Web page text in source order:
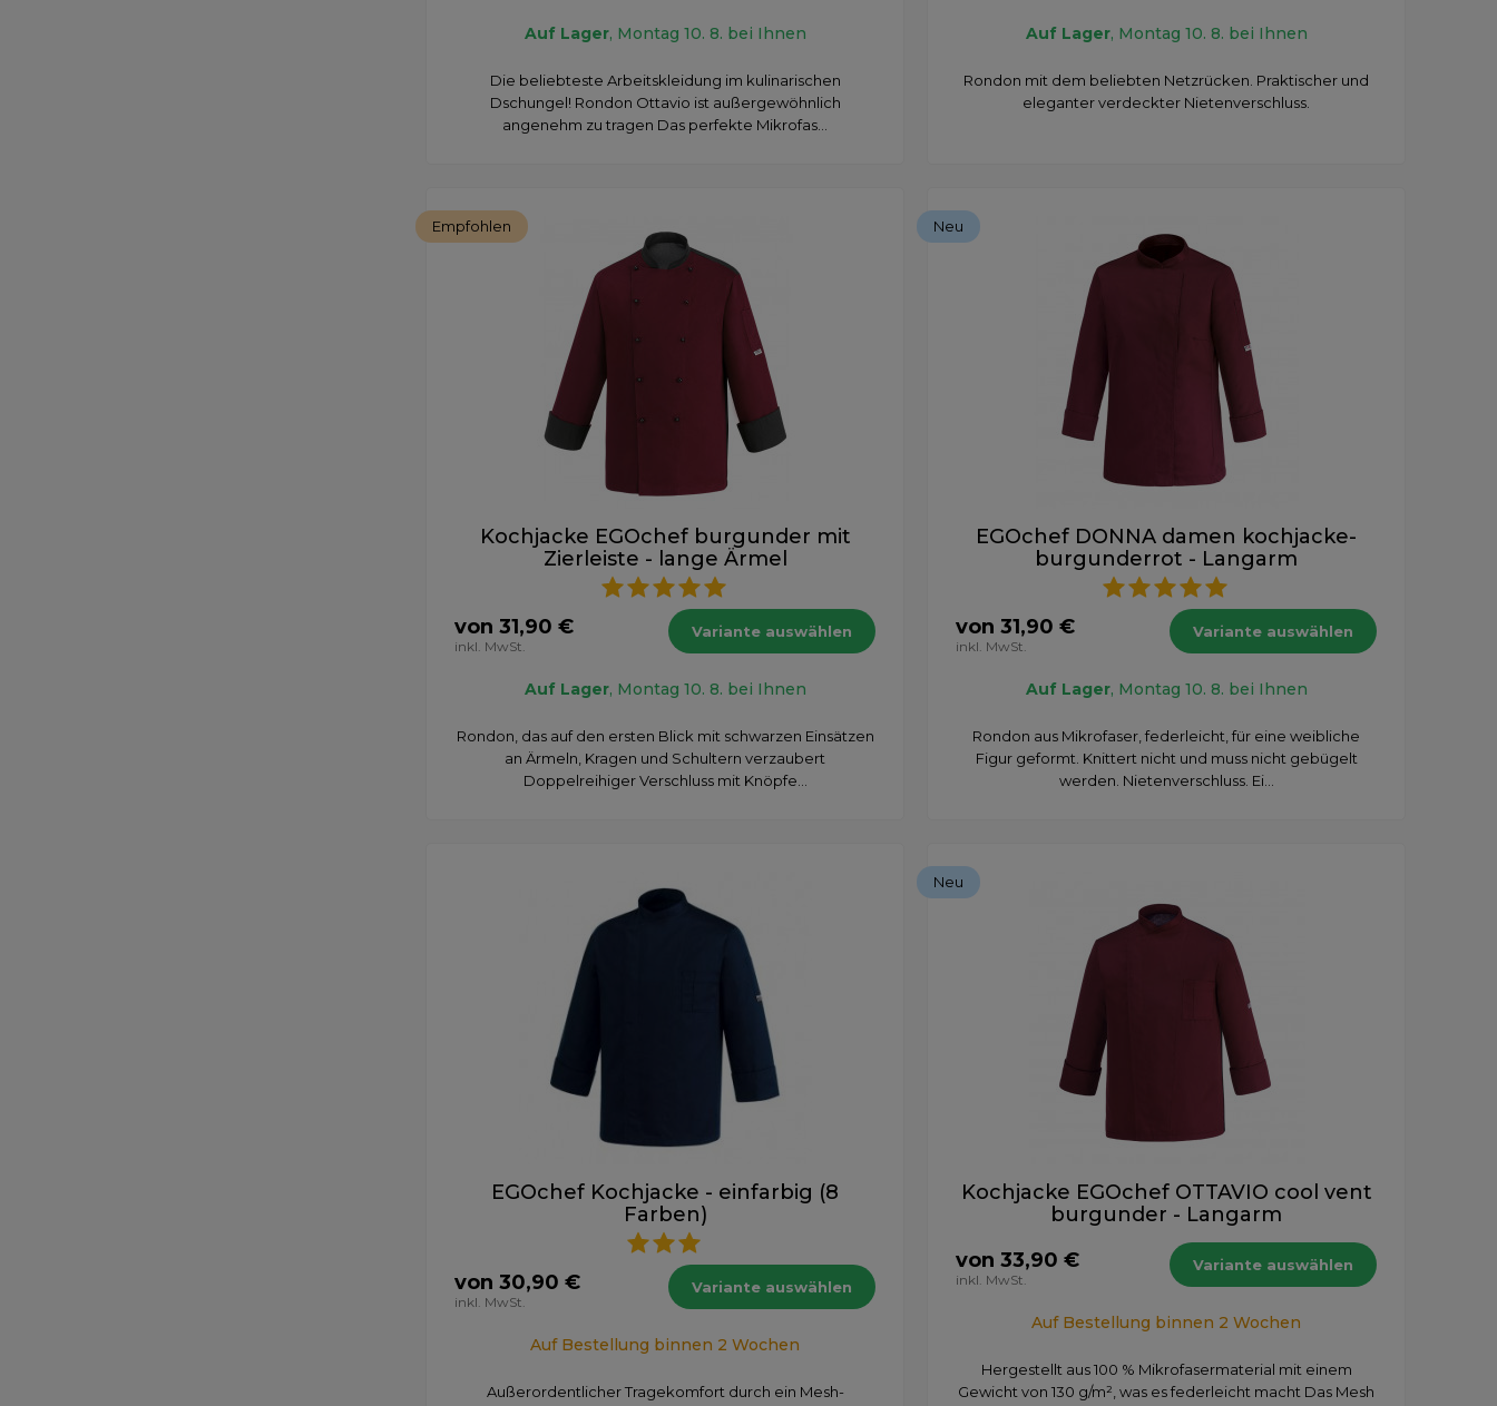
Auf Lager, Montag 10. 8. bei Ihnen
Die beliebteste Arbeitskleidung im kulinarischen
Dschungel! Rondon Ottavio ist außergewöhnlich
angenehm zu tragen Das perfekte Mikrofas...
Auf Lager, Montag 10. 8. bei Ihnen
Rondon mit dem beliebten Netzrücken. Praktischer und
eleganter verdeckter Nietenverschluss.
Empfohlen
Kochjacke EGOchef burgunder mit
Zierleiste - lange Ärmel
von 31,90 €
inkl. MwSt.
Variante auswählen
Auf Lager, Montag 10. 8. bei Ihnen
Rondon, das auf den ersten Blick mit schwarzen Einsätzen
an Ärmeln, Kragen und Schultern verzaubert
Doppelreihiger Verschluss mit Knöpfe...
Neu
EGOchef DONNA damen kochjacke-
burgunderrot - Langarm
von 31,90 €
inkl. MwSt.
Variante auswählen
Auf Lager, Montag 10. 8. bei Ihnen
Rondon aus Mikrofaser, federleicht, für eine weibliche
Figur geformt. Knittert nicht und muss nicht gebügelt
werden. Nietenverschluss. Ei...
EGOchef Kochjacke - einfarbig (8
Farben)
von 30,90 €
inkl. MwSt.
Variante auswählen
Auf Bestellung binnen 2 Wochen
Außerordentlicher Tragekomfort durch ein Mesh-
Neu
Kochjacke EGOchef OTTAVIO cool vent
burgunder - Langarm
von 33,90 €
inkl. MwSt.
Variante auswählen
Auf Bestellung binnen 2 Wochen
Hergestellt aus 100 % Mikrofasermaterial mit einem
Gewicht von 130 g/m², was es federleicht macht Das Mesh